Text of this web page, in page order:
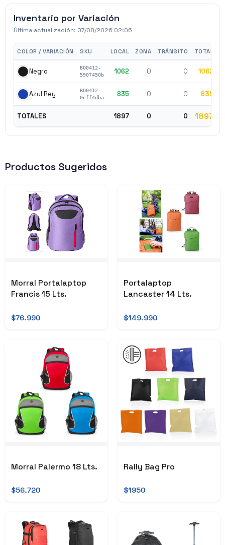
Inventario por Variación
Última actualización: 07/08/2026 02:06
COLOR / VARIACIÓN SKU LOCAL ZONA TRÁNSITO TOTAL
Negro
BO0412-
5907450b
1062 0 0 1062
Azul Rey
BO0412-
0cff4dba
835 0 0 835
TOTALES 1897 0 0 1897
Productos Sugeridos
Morral Portalaptop
Francis 15 Lts.
$76.990
Portalaptop
Lancaster 14 Lts.
$149.990
Morral Palermo 18 Lts.
$56.720
Rally Bag Pro
$1950